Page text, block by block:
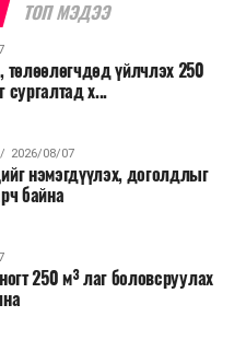
ТОП МЭДЭЭ
төлөөлөгчдөд үйлчлэх 250
сургалтад х...
2026/08/07
нэмэгдүүлэх, доголдлыг
байна
250 м³ лаг боловсруулах